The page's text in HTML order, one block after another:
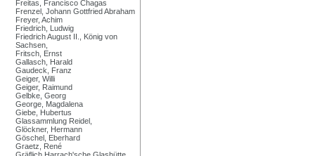
Freitas, Francisco Chagas
Frenzel, Johann Gottfried Abraham
Freyer, Achim
Friedrich, Ludwig
Friedrich August II., König von
Sachsen,
Fritsch, Ernst
Gallasch, Harald
Gaudeck, Franz
Geiger, Willi
Geiger, Raimund
Gelbke, Georg
George, Magdalena
Giebe, Hubertus
Glassammlung Reidel,
Glöckner, Hermann
Göschel, Eberhard
Graetz, René